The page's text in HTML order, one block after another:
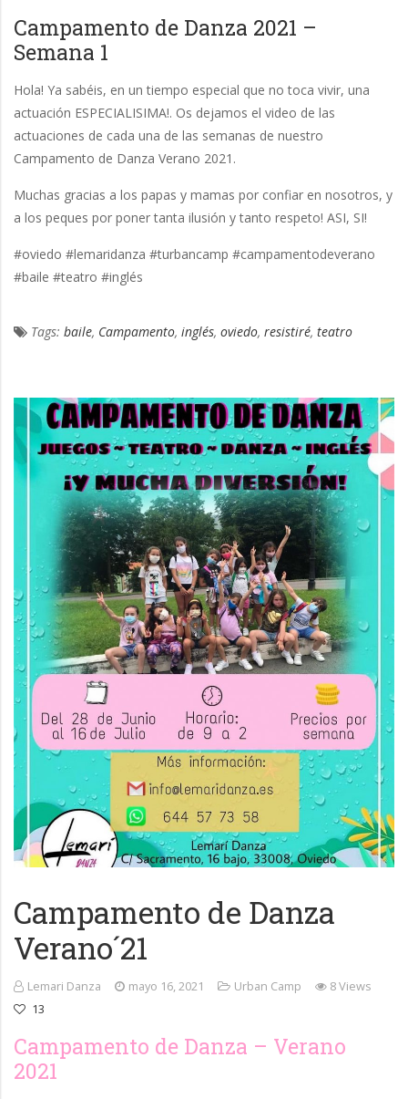
Campamento de Danza 2021 –
Semana 1
Hola! Ya sabéis, en un tiempo especial que no toca vivir, una
actuación ESPECIALISIMA!. Os dejamos el video de las
actuaciones de cada una de las semanas de nuestro
Campamento de Danza Verano 2021.
Muchas gracias a los papas y mamas por confiar en nosotros, y
a los peques por poner tanta ilusión y tanto respeto! ASI, SI!
#oviedo #lemaridanza #turbancamp #campamentodeverano
#baile #teatro #inglés
Tags: baile, Campamento, inglés, oviedo, resistiré, teatro
Campamento de Danza
Verano´21
Lemari Danza mayo 16, 2021 Urban Camp
8 Views
13
Campamento de Danza – Verano
2021